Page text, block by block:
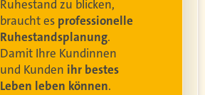
Ruhestand zu blicken,
braucht es professionelle
Ruhestandsplanung.
Damit Ihre Kundinnen
und Kunden ihr bestes
Leben leben können.